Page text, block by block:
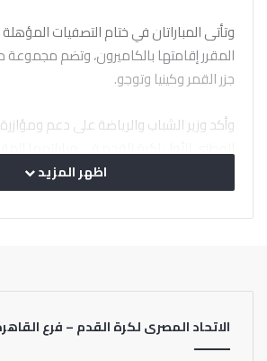
المقرر إقامتها بالكاميرون، وتضم
جزر القمر وكينيا وتوجو.
وأكد وزير الشباب والرياضة على دعم
الوطني الأول لكرة القدم في مباراتهما
والتأهل إلى بطولة كأس الأمم الإفريقية
للمجموعة.
وتقديم أداء مميز يطمئن الجماهير المصرية،
لتحقيق الفوز، وعودة ريادة كرة القدم
اظهر المزيد
الاتحاد المصرى لكرة القدم – فرع